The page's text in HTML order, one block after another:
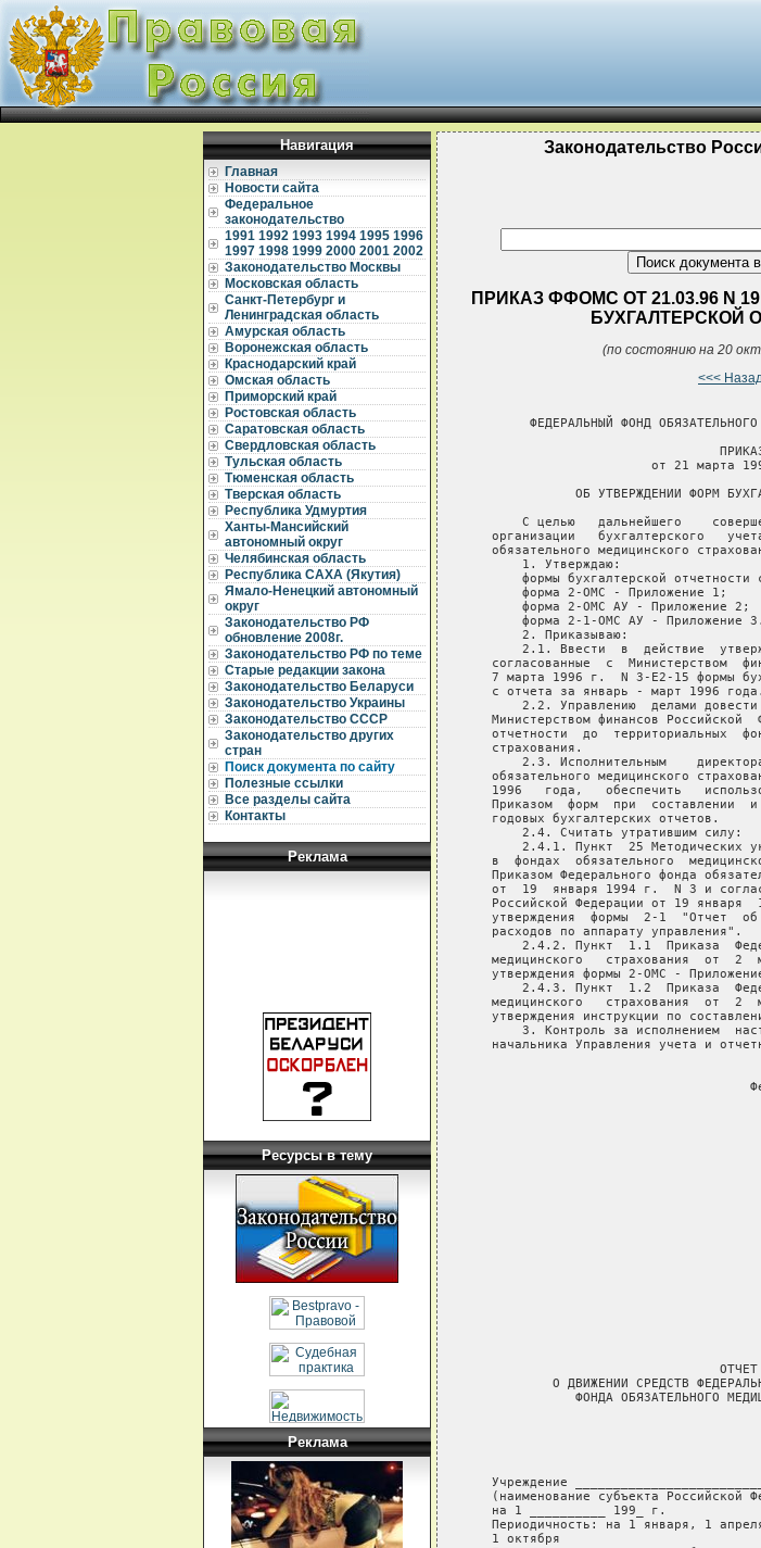
Навигация
Главная
Новости сайта
Федеральное
законодательство
1991 1992 1993 1994 1995 1996
1997 1998 1999 2000 2001 2002
Законодательство Москвы
Московская область
Санкт-Петербург и
Ленинградская область
Амурская область
Воронежская область
Краснодарский край
Омская область
Приморский край
Ростовская область
Саратовская область
Свердловская область
Тульская область
Тюменская область
Тверская область
Республика Удмуртия
Ханты-Мансийский
автономный округ
Челябинская область
Республика САХА (Якутия)
Ямало-Ненецкий автономный
округ
Законодательство РФ
обновление 2008г.
Законодательство РФ по теме
Старые редакции закона
Законодательство Беларуси
Законодательство Украины
Законодательство СССР
Законодательство других
стран
Поиск документа по сайту
Полезные ссылки
Все разделы сайта
Контакты
Реклама
Ресурсы в тему
Реклама
Законодательство
ПРИКАЗ ФФОМС ОТ 21.03.96 N
БУХГАЛТЕРСКОЙ
(по состоянию на 20
<<< Назад